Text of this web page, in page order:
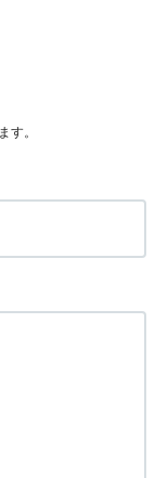
す。